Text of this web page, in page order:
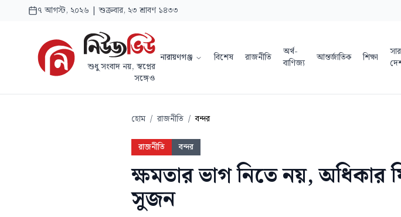
৭ আগস্ট, ২০২৬ | শুক্রবার, ২৩ শ্রাবণ ১৪৩৩
শুধু সংবাদ নয়, স্বপ্নের
সঙ্গেও
নারায়ণগঞ্জ বিশেষ রাজনীতি
অর্থ-
বাণিজ্য
আন্তর্জাতিক শিক্ষা
হোম / রাজনীতি / বন্দর
রাজনীতি বন্দর
ক্ষমতার ভাগ নিতে নয়, অধিকার
সুজন